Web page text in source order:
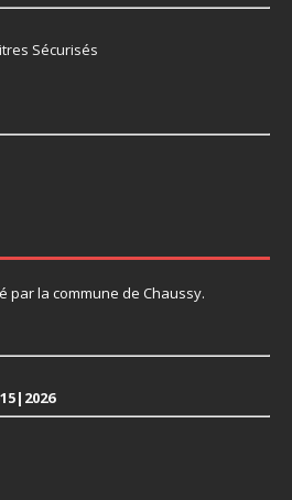
Sécurisés
par la commune de Chaussy.